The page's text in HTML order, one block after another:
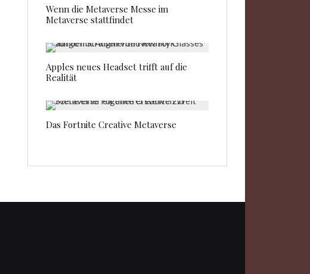
Wenn die Metaverse Messe im
Metaverse stattfindet
Apples neues Headset trifft auf die
Realität
Das Fortnite Creative Metaverse